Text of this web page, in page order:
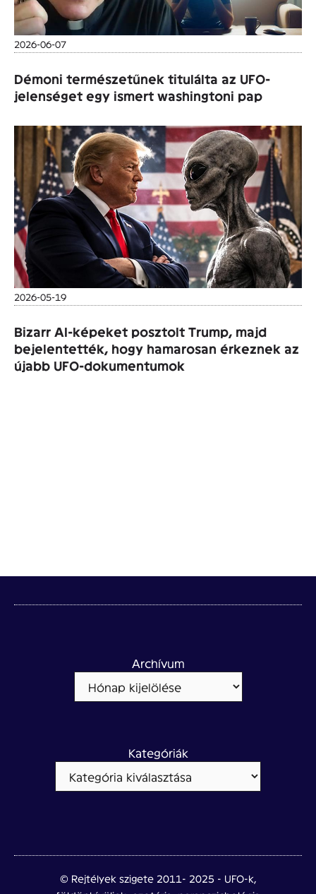
2026-06-07
Démoni természetűnek titulálta az UFO-
jelenséget egy ismert washingtoni pap
2026-05-19
Bizarr AI-képeket posztolt Trump, majd
bejelentették, hogy hamarosan érkeznek az
újabb UFO-dokumentumok
Archívum
Kategóriák
© Rejtélyek szigete 2011- 2025 - UFO-k,